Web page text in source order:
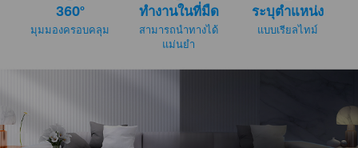
360°
มุมมองครอบคลุม
ทำงานในที่มืด
สามารถนำทางได้
แม่นยำ
ระบุตำแหน่ง
แบบเรียลไทม์